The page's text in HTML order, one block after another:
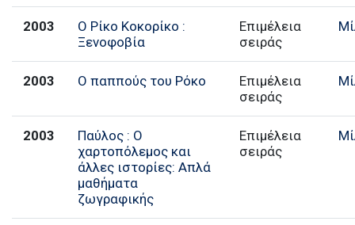
2003
Ο Ρίκο Κοκορίκο :
Ξενοφοβία
Επιμέλεια
σειράς
2003 Ο παππούς του Ρόκο
Επιμέλεια
σειράς
2003
Παύλος : Ο
χαρτοπόλεμος και
άλλες ιστορίες: Απλά
μαθήματα
ζωγραφικής
Επιμέλεια
σειράς